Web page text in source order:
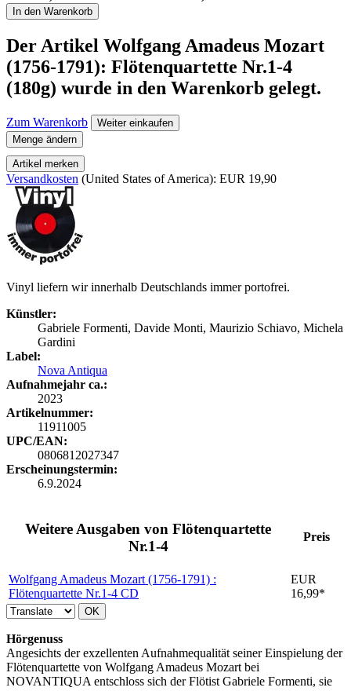
In den Warenkorb
Der Artikel Wolfgang Amadeus Mozart
(1756-1791): Flötenquartette Nr.1-4
(180g) wurde in den Warenkorb gelegt.
Zum Warenkorb
Weiter einkaufen
Menge ändern
Artikel merken
Versandkosten (United States of America): EUR 19,90
Vinyl liefern wir innerhalb Deutschlands immer portofrei.
Künstler:
Gabriele Formenti, Davide Monti, Maurizio Schiavo, Michela
Gardini
Label:
Nova Antiqua
Aufnahmejahr ca.:
2023
Artikelnummer:
11911005
UPC/EAN:
0806812027347
Erscheinungstermin:
6.9.2024
Weitere Ausgaben von Flötenquartette
Nr.1-4
Preis
Wolfgang Amadeus Mozart (1756-1791) :
Flötenquartette Nr.1-4 CD
EUR
16,99*
OK
Hörgenuss
Angesichts der exzellenten Aufnahmequalität seiner Einspielung der
Flötenquartette von Wolfgang Amadeus Mozart bei
NOVANTIQUA entschloss sich der Flötist Gabriele Formenti, sie